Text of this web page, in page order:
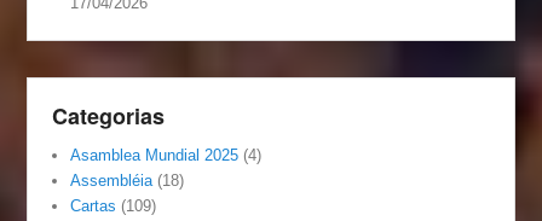
Categorias
Asamblea Mundial 2025 (4)
Assembléia(18)
Cartas (109)